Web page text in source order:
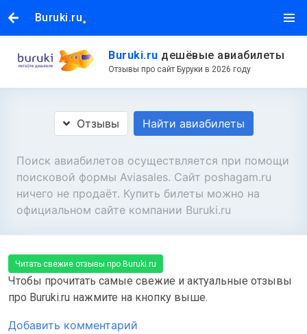
Buruki.ru.
Buruki.ru дешёвые авиабилеты
Отзывы про сайт Буруки в 2026 году
Отзывы Найти авиабилеты
Поиск авиабилетов осуществляется при помощи
поисковой формы Aviasales. Сайт poshagam.ru
ничего не продаёт. Купить билеты можно на
официальном сайте компании Buruki.ru
Читать свежие отзывы про Buruki.ru
Чтобы прочитать самые свежие и актуальные отзывы
про Buruki.ru нажмите на кнопку выше.
Добавить комментарий